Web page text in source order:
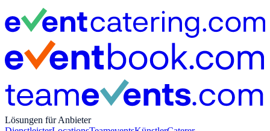
Lösungen für Anbieter